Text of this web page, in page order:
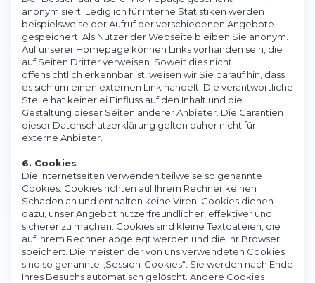
anonymisiert. Lediglich für interne Statistiken werden
beispielsweise der Aufruf der verschiedenen Angebote
gespeichert. Als Nutzer der Webseite bleiben Sie anonym.
Auf unserer Homepage können Links vorhanden sein, die
auf Seiten Dritter verweisen. Soweit dies nicht
offensichtlich erkennbar ist, weisen wir Sie darauf hin, dass
es sich um einen externen Link handelt. Die verantwortliche
Stelle hat keinerlei Einfluss auf den Inhalt und die
Gestaltung dieser Seiten anderer Anbieter. Die Garantien
dieser Datenschutzerklärung gelten daher nicht für
externe Anbieter.
6. Cookies
Die Internetseiten verwenden teilweise so genannte
Cookies. Cookies richten auf Ihrem Rechner keinen
Schaden an und enthalten keine Viren. Cookies dienen
dazu, unser Angebot nutzerfreundlicher, effektiver und
sicherer zu machen. Cookies sind kleine Textdateien, die
auf Ihrem Rechner abgelegt werden und die Ihr Browser
speichert. Die meisten der von uns verwendeten Cookies
sind so genannte „Session-Cookies“. Sie werden nach Ende
Ihres Besuchs automatisch gelöscht. Andere Cookies